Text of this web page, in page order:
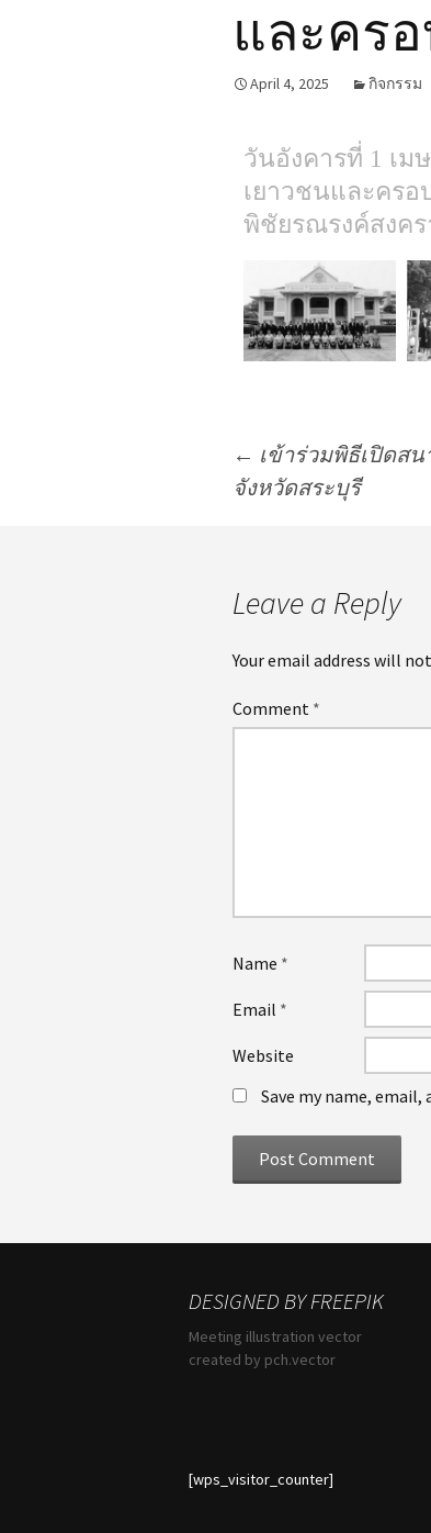
และคร
April 4, 2025 กิจกรรม
วันอังคารที่ 1 เม
เยาวชนและคร
พิชัยรณรงค์สงคร
← เข้าร่วมพิธีเปิดส
จังหวัดสระบุรี
Leave a Reply
Your email address will
Comment *
Name *
Email *
Website
Save my name,
DESIGNED BY FREEPIK
Meeting illustration vector
created by pch.vector
[wps_visitor_counter]